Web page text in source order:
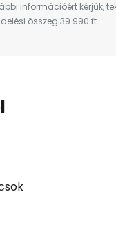
információért kérjük,
összeg 39 990 ft.